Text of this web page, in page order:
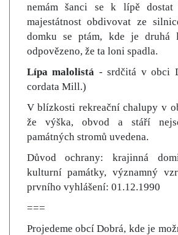
nemám šanci se k lípě
majestátnost obdivovat ze
domku se ptám, kde je
odpovězeno, že ta loni spadla.
Lípa malolistá - srdčitá v obci
cordata Mill.)
V blízkosti rekreační chalupy v
že výška, obvod a stáří
památných stromů uvedena.
Důvod ochrany: krajinná
kulturní památky, významný
prvního vyhlášení: 01.12.1990
===
Projedeme obcí Dobrá, kde je